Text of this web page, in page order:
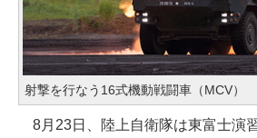
射撃を行なう16式機動戦闘車（MCV）
8月23日、陸上自衛隊は東富士演